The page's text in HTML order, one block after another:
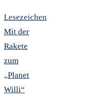
Lesezeichen.
Mit der
Rakete
zum
„Planet
Willi“